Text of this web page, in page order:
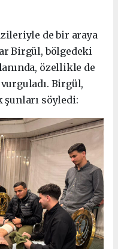
de bir araya
Birgül, bölgedeki
özellikle de
Birgül,
şunları söyledi: